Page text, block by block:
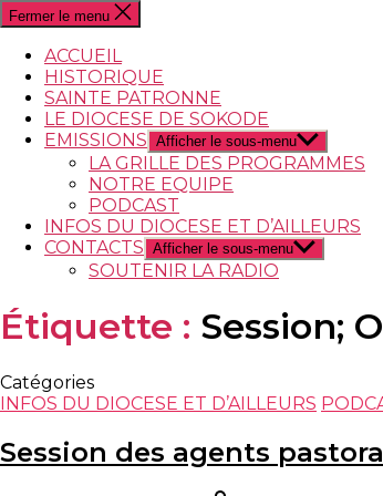
Fermer le menu
ACCUEIL
HISTORIQUE
SAINTE PATRONNE
LE DIOCESE DE SOKODE
EMISSIONS Afficher le sous-menu
LA GRILLE DES PROGRAMMES
NOTRE EQUIPE
PODCAST
INFOS DU DIOCESE ET D’AILLEURS
CONTACTS Afficher le sous-menu
SOUTENIR LA RADIO
Étiquette : Session;
Catégories
INFOS DU DIOCESE ET D’AILLEURS
Session des agents